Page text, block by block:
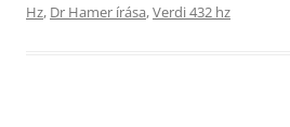
Hz, Dr Hamer írása,Verdi 432 hz